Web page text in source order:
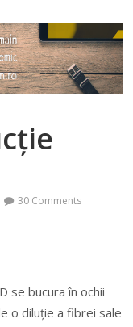
30 Comments
se bucura în ochii
o diluție a fibrei sale